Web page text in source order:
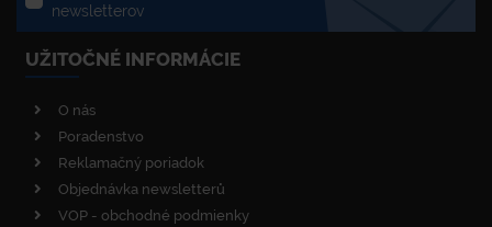
newsletterov
UŽITOČNÉ INFORMÁCIE
O nás
Poradenstvo
Reklamačný poriadok
Objednávka newsletterů
VOP - obchodné podmienky